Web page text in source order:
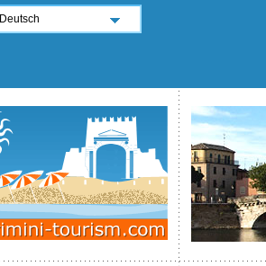
Deutsch